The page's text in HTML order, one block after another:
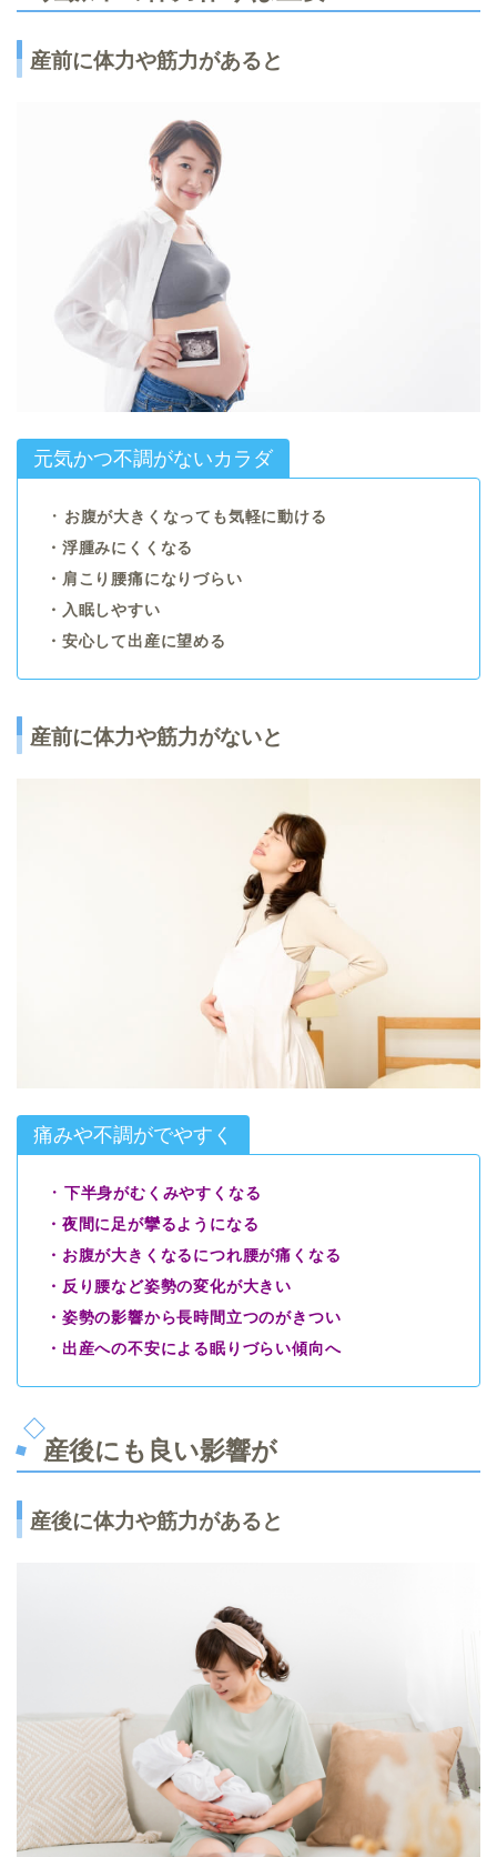
産前に体力や筋力があると
元気かつ不調がないカラダ
・ お腹が大きくなっても気軽に動ける
・浮腫みにくくなる
・肩こり腰痛になりづらい
・入眠しやすい
・安心して出産に望める
産前に体力や筋力がないと
痛みや不調がでやすく
・ 下半身がむくみやすくなる
・夜間に足が攣るようになる
・お腹が大きくなるにつれ腰が痛くなる
・反り腰など姿勢の変化が大きい
・姿勢の影響から長時間立つのがきつい
・出産への不安による眠りづらい傾向へ
産後にも良い影響が
産後に体力や筋力があると